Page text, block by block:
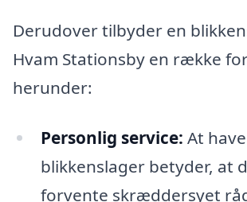
Derudover tilbyder en
Hvam Stationsby en række
herunder:
Personlig service: At
blikkenslager betyder, at
forvente skræddersyet